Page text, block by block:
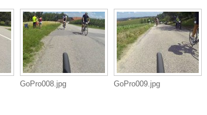
GoPro008.jpg GoPro009.jpg